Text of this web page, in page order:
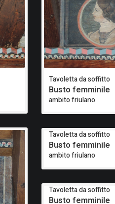
Tavoletta da soffitto
Busto femminile
ambito friulano
Tavoletta da soffitto
Busto femminile
ambito friulano
Tavoletta da soffitto
Busto femminile